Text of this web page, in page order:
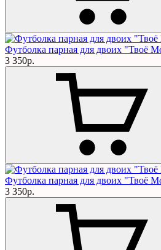
Футболка парная для двоих "Твоё
3 350р.
Футболка парная для двоих "Твоё
3 350р.